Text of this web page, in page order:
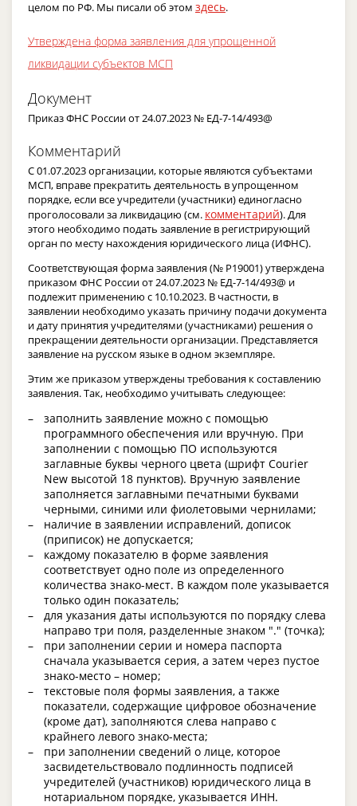
целом по РФ. Мы писали об этом здесь.
Утверждена форма заявления для упрощенной
ликвидации субъектов МСП
Документ
Приказ ФНС России от 24.07.2023 № ЕД-7-14/493@
Комментарий
С 01.07.2023 организации, которые являются субъектами
МСП, вправе прекратить деятельность в упрощенном
порядке, если все учредители (участники) единогласно
проголосовали за ликвидацию (см. комментарий). Для
этого необходимо подать заявление в регистрирующий
орган по месту нахождения юридического лица (ИФНС).
Соответствующая форма заявления (№ Р19001) утверждена
приказом ФНС России от 24.07.2023 № ЕД-7-14/493@ и
подлежит применению с 10.10.2023. В частности, в
заявлении необходимо указать причину подачи документа
и дату принятия учредителями (участниками) решения о
прекращении деятельности организации. Представляется
заявление на русском языке в одном экземпляре.
Этим же приказом утверждены требования к составлению
заявления. Так, необходимо учитывать следующее:
заполнить заявление можно с помощью
программного обеспечения или вручную. При
заполнении с помощью ПО используются
заглавные буквы черного цвета (шрифт Courier
New высотой 18 пунктов). Вручную заявление
заполняется заглавными печатными буквами
черными, синими или фиолетовыми чернилами;
наличие в заявлении исправлений, дописок
(приписок) не допускается;
каждому показателю в форме заявления
соответствует одно поле из определенного
количества знако-мест. В каждом поле указывается
только один показатель;
для указания даты используются по порядку слева
направо три поля, разделенные знаком "." (точка);
при заполнении серии и номера паспорта
сначала указывается серия, а затем через пустое
знако-место – номер;
текстовые поля формы заявления, а также
показатели, содержащие цифровое обозначение
(кроме дат), заполняются слева направо с
крайнего левого знако-места;
при заполнении сведений о лице, которое
засвидетельствовало подлинность подписей
учредителей (участников) юридического лица в
нотариальном порядке, указывается ИНН.